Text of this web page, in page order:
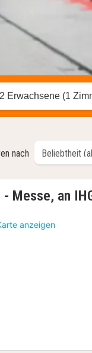
2 Erwachsene (1
nach
Messe, an
anzeigen